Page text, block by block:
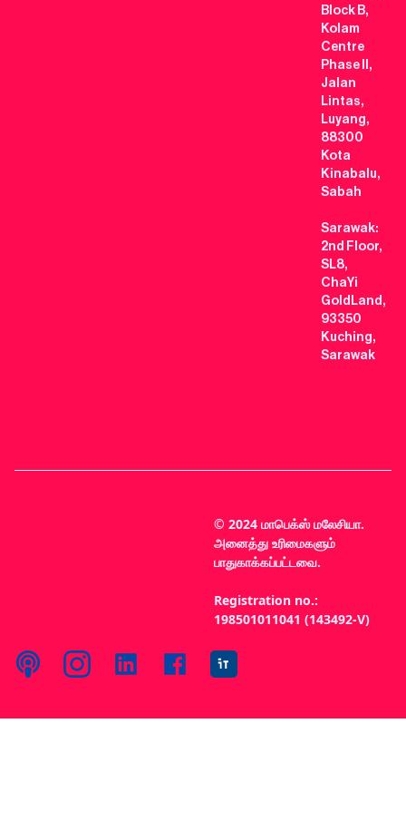
Block B,
Kolam
Centre
Phase II,
Jalan
Lintas,
Luyang,
88300
Kota
Kinabalu,
Sabah
Sarawak:
2nd Floor,
SL8,
ChaYi
GoldLand,
93350
Kuching,
Sarawak
© 2024 மாபெக்ஸ் மலேசியா.
அனைத்து உரிமைகளும்
பாதுகாக்கப்பட்டவை.
Registration no.:
198501011041 (143492-V)